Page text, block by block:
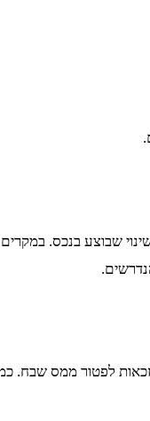
שבוצע בנכס.
לפטור ממס שבח.